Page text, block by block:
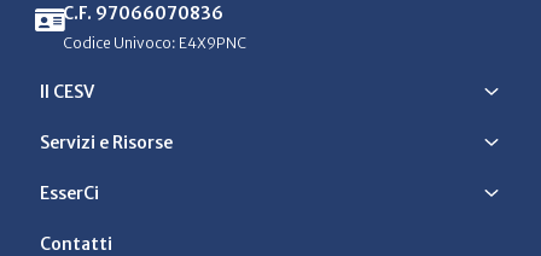
C.F. 97066070836
Codice Univoco: E4X9PNC
Il CESV
Servizi e Risorse
EsserCi
Contatti